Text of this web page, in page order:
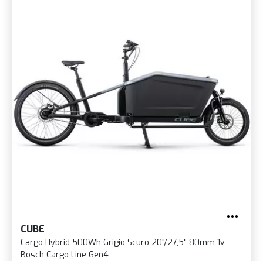
CUBE
Cargo Hybrid 500Wh Grigio Scuro 20"/27,5" 80mm 1v
Bosch Cargo Line Gen4